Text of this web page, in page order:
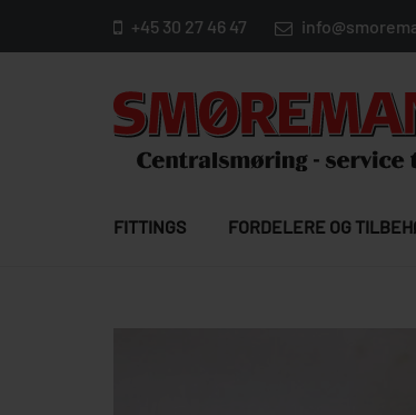
+45 30 27 46 47
FITTINGS FORDELERE OG